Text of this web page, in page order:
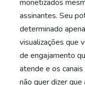
monetizados
assinantes. Seu
determinado
visualizações que
de engajamento
atende e os
não quer dizer